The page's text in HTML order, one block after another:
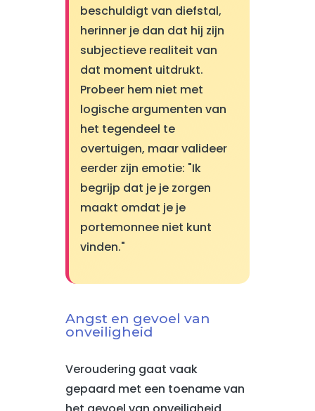
beschuldigt van diefstal,
herinner je dan dat hij zijn
subjectieve realiteit van
dat moment uitdrukt.
Probeer hem niet met
logische argumenten van
het tegendeel te
overtuigen, maar valideer
eerder zijn emotie: "Ik
begrijp dat je je zorgen
maakt omdat je je
portemonnee niet kunt
vinden."
Angst en gevoel van
onveiligheid
Veroudering gaat vaak
gepaard met een toename van